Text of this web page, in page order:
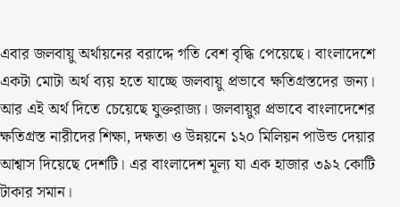
এবার জলবায়ু অর্থায়নের বরাদ্দে গতি বেশ বৃদ্ধি পেয়েছে। বাংলাদেশে
একটা মোটা অর্থ ব্যয় হতে যাচ্ছে জলবায়ু প্রভাবে ক্ষতিগ্রস্তদের জন্য।
আর এই অর্থ দিতে চেয়েছে যুক্তরাজ্য। জলবায়ুর প্রভাবে বাংলাদেশের
ক্ষতিগ্রস্ত নারীদের শিক্ষা, দক্ষতা ও উন্নয়নে ১২০ মিলিয়ন পাউন্ড দেয়ার
আশ্বাস দিয়েছে দেশটি। এর বাংলাদেশ মূল্য যা এক হাজার ৩৯২ কোটি
টাকার সমান।